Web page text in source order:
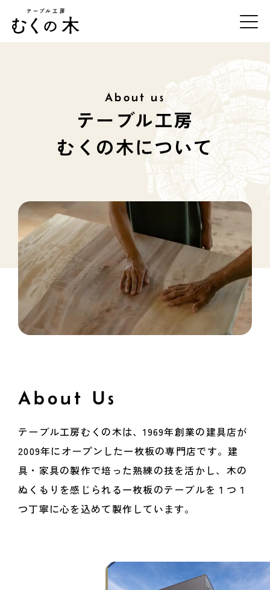
テーブル工房むくの木について
一枚板の紹介
事例紹介
オーダーの流れ
店舗・アクセス
お問合せ
About us
テーブル工房
むくの木について
About Us
テーブル工房むくの木は、1969年創業の建具店が
2009年にオープンした一枚板の専門店です。建
具・家具の製作で培った熟練の技を活かし、木の
ぬくもりを感じられる一枚板のテーブルを１つ１
つ丁寧に心を込めて製作しています。